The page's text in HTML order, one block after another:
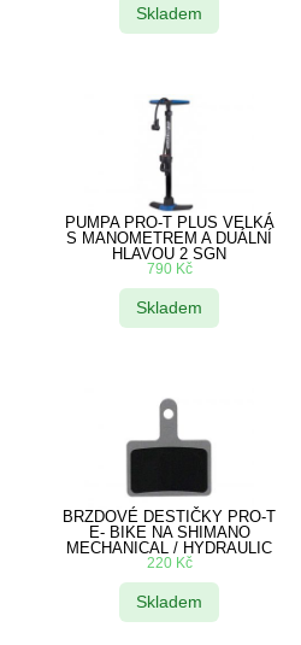
Skladem
PUMPA PRO-T PLUS VELKÁ
S MANOMETREM A DUÁLNÍ
HLAVOU 2 SGN
790 Kč
Skladem
BRZDOVÉ DESTIČKY PRO-T
E- BIKE NA SHIMANO
MECHANICAL / HYDRAULIC
220 Kč
Skladem